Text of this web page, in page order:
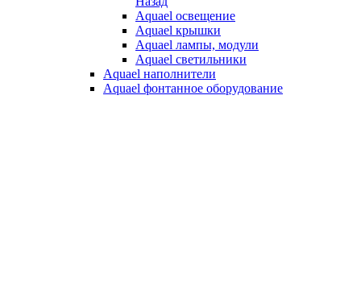
Aquael освещение
Aquael крышки
Aquael лампы, модули
Aquael светильники
Aquael наполнители
Aquael фонтанное оборудование